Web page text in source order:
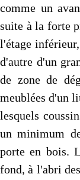
comme un
suite à la forte
l'étage
d'autre d'un
de zone de
meublées d'un
lesquels
un minimum
porte en bois.
fond, à l'abri